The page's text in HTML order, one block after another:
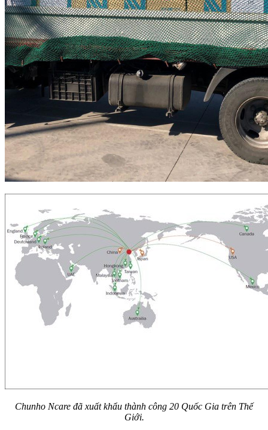
Chunho Ncare đã xuất khẩu thành công 20 Quốc Gia trên Thế
Giới.